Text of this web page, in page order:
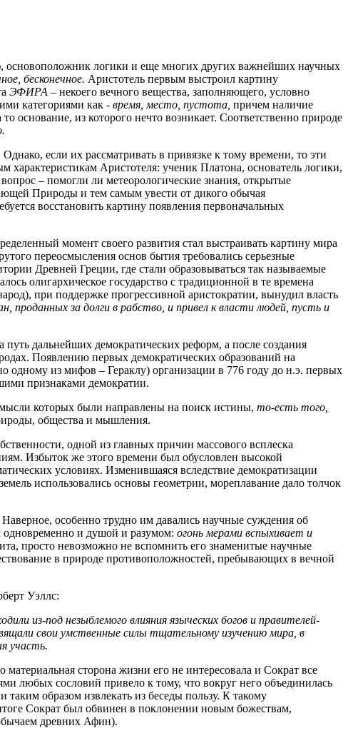
основоположник логики и еще многих других важнейших научных
бесконечное. Аристотель первым выстроил картину
ЭФИРА ‒ некоего вечного вещества, заполняющего, условно
категориями как - время, место, пустота, причем наличие
из которого нечто возникает. Соответственно природе
если их рассматривать в привязке к тому времени, то эти
характеристикам Аристотеля: ученик Платона, основатель логики,
‒ помогли ли метеорологические знания, открытые
Природы и тем самым увести от дикого обычая
восстановить картину появления первоначальных
момент своего развития стал выстраивать картину мира
переосмысления основ бытия требовались серьезные
Древней Греции, где стали образовываться так называемые
олигархическое государство с традиционной в те времена
при поддержке прогрессивной аристократии, вынудил власть
проданных за долги в рабство, и привел к власти людей, пусть и
дальнейших демократических реформ, а после создания
Появлению первых демократических образований на
одному из мифов ‒ Гераклу) организации в 776 году до н.э. первых
признаками демократии.
которых были направлены на поиск истины, то-есть того,
общества и мышления.
одной из главных причин массового всплеска
Избыток же этого времени был обусловлен высокой
условиях. Изменившаяся вследствие демократизации
использовались основы геометрии, мореплавание дало толчок
особенно трудно им давались научные суждения об
одновременно и душой и разумом: огонь мерами вспыхивает и
просто невозможно не вспомнить его знаменитые научные
в природе противоположностей, пребывающих в вечной
Уэллс:
из-под незыблемого влияния языческих богов и правителей-
свои умственные силы тщательному изучению мира, в
участь.
сторона жизни его не интересовала и Сократ все
любых сословий привело к тому, что вокруг него объединилась
образом извлекать из беседы пользу. К такому
Сократ был обвинен в поклонении новым божествам,
древних Афин).